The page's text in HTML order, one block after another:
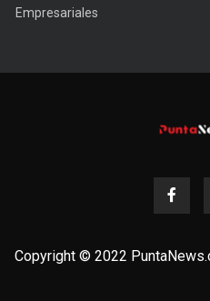
Empresariales
Copyright © 2022